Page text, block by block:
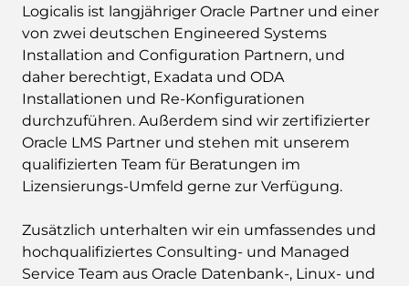
Logicalis ist langjähriger Oracle Partner und einer
von zwei deutschen Engineered Systems
Installation and Configuration Partnern, und
daher berechtigt, Exadata und ODA
Installationen und Re-Konfigurationen
durchzuführen. Außerdem sind wir zertifizierter
Oracle LMS Partner und stehen mit unserem
qualifizierten Team für Beratungen im
Lizensierungs-Umfeld gerne zur Verfügung.
Zusätzlich unterhalten wir ein umfassendes und
hochqualifiziertes Consulting- und Managed
Service Team aus Oracle Datenbank-, Linux- und